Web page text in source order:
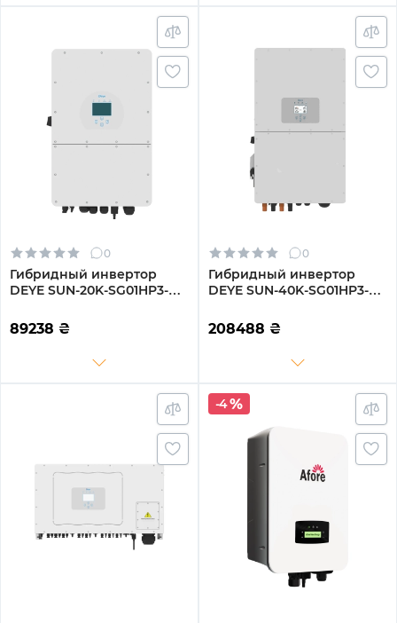
0
Гибридный инвертор
DEYE SUN-20K-SG01HP3-
89238 ₴
0
Гибридный инвертор
DEYE SUN-40K-SG01HP3-
208488 ₴
-4